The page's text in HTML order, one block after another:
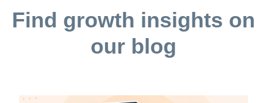
Find growth insights on
our blog